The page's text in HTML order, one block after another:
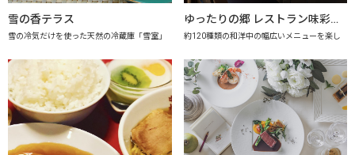
雪の香テラス
雪の冷気だけを使った天然の冷蔵庫「雪室」
ゆったりの郷 レストラン味彩 【上越市地産地消推進の店認定店】
約120種類の和洋中の幅広いメニューを楽し